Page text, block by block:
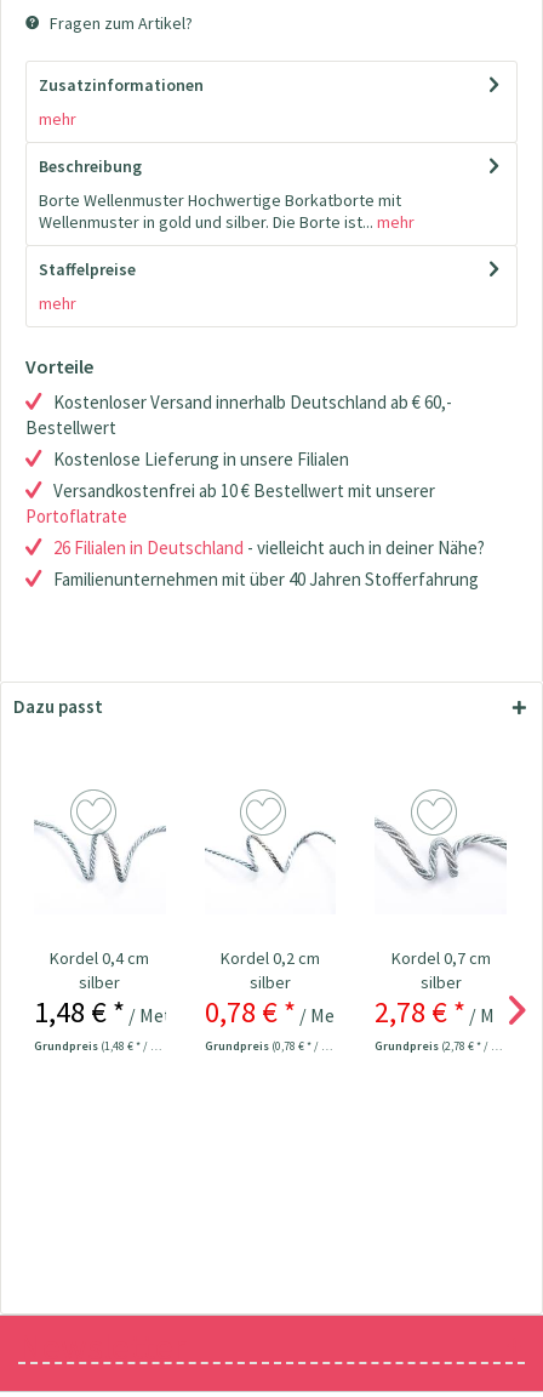
Fragen zum Artikel?
Zusatzinformationen
mehr
Beschreibung
Borte Wellenmuster Hochwertige Borkatborte mit
Wellenmuster in gold und silber. Die Borte ist... mehr
Staffelpreise
mehr
Vorteile
Kostenloser Versand innerhalb Deutschland ab € 60,-
Bestellwert
Kostenlose Lieferung in unsere Filialen
Versandkostenfrei ab 10 € Bestellwert mit unserer
Portoflatrate
26 Filialen in Deutschland - vielleicht auch in deiner Nähe?
Familienunternehmen mit über 40 Jahren Stofferfahrung
Dazu passt
Kordel 0,4 cm
silber
1,48 € * / Meter
Grundpreis (1,48 € * / 1 Meter)
Kordel 0,2 cm
silber
0,78 € * / Meter 1,00 € *
Grundpreis (0,78 € * / 1 Meter)
Kordel 0,7 cm
silber
2,78 € * / Meter
Grundpreis (2,78 € * / 1 Meter)